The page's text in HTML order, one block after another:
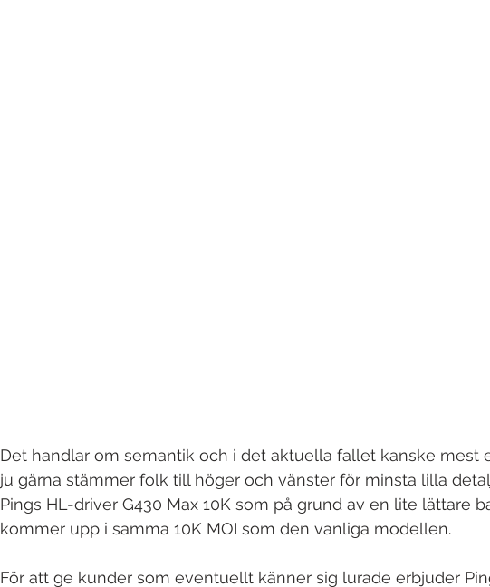
Det handlar om semantik och i det aktuella fallet kanske mest
ju gärna stämmer folk till höger och vänster för minsta lilla
Pings HL-driver G430 Max 10K som på grund av en lite lättare
kommer upp i samma 10K MOI som den vanliga modellen.
För att ge kunder som eventuellt känner sig lurade erbjuder